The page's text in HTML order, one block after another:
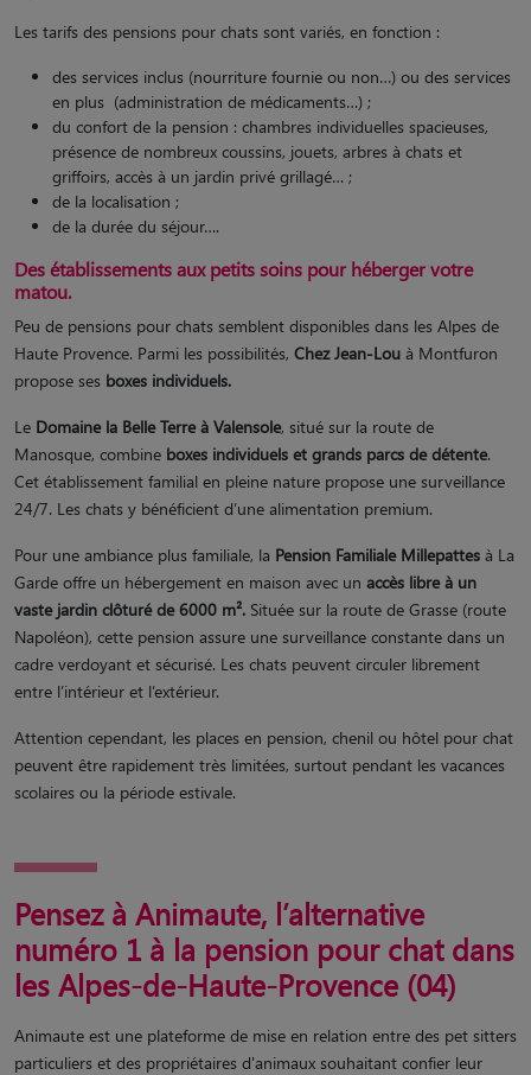
Les tarifs des pensions pour chats sont variés, en fonction :
des services inclus (nourriture fournie ou non…) ou des services
en plus (administration de médicaments…) ;
du confort de la pension : chambres individuelles spacieuses,
présence de nombreux coussins, jouets, arbres à chats et
griffoirs, accès à un jardin privé grillagé… ;
de la localisation ;
de la durée du séjour….
Des établissements aux petits soins pour héberger votre
matou.
Peu de pensions pour chats semblent disponibles dans les Alpes de
Haute Provence. Parmi les possibilités, Chez Jean-Lou à Montfuron
propose ses boxes individuels.
Le Domaine la Belle Terre à Valensole, situé sur la route de
Manosque, combine boxes individuels et grands parcs de détente.
Cet établissement familial en pleine nature propose une surveillance
24/7. Les chats y bénéficient d’une alimentation premium.
Pour une ambiance plus familiale, la Pension Familiale Millepattes à La
Garde offre un hébergement en maison avec un accès libre à un
vaste jardin clôturé de 6000 m². Située sur la route de Grasse (route
Napoléon), cette pension assure une surveillance constante dans un
cadre verdoyant et sécurisé. Les chats peuvent circuler librement
entre l’intérieur et l’extérieur.
Attention cependant, les places en pension, chenil ou hôtel pour chat
peuvent être rapidement très limitées, surtout pendant les vacances
scolaires ou la période estivale.
Pensez à Animaute, l’alternative
numéro 1 à la pension pour chat dans
les Alpes-de-Haute-Provence (04)
Animaute est une plateforme de mise en relation entre des pet sitters
particuliers et des propriétaires d'animaux souhaitant confier leur